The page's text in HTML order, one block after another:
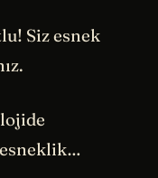
Siz esnek